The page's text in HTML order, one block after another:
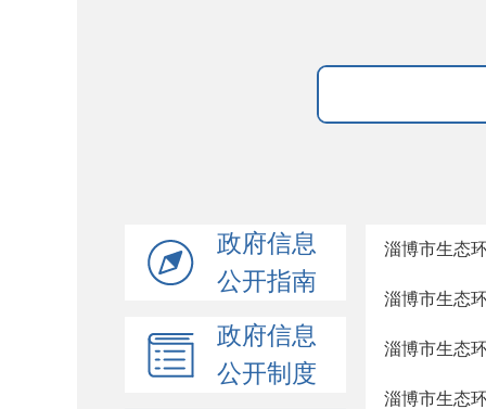
政府信息
公开指南
政府信息
公开制度
淄博市生态
淄博市生态
淄博市生态
淄博市生态